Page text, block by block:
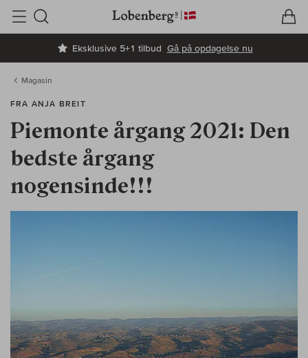
Eksklusive 5+1 tilbud Gå på opdagelse nu
Søg
Magasin
FRA ANJA BREIT
Piemonte årgang 2021: Den
bedste årgang
nogensinde!!!